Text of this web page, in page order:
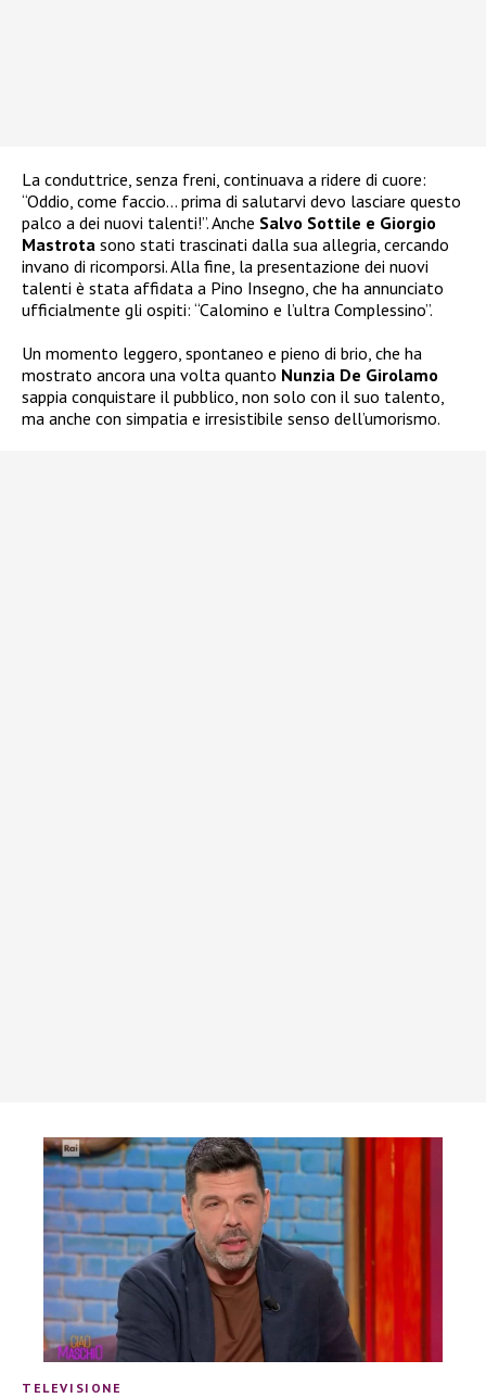
La conduttrice, senza freni, continuava a ridere di cuore:
“Oddio, come faccio… prima di salutarvi devo lasciare questo
palco a dei nuovi talenti!”. Anche Salvo Sottile e Giorgio
Mastrota sono stati trascinati dalla sua allegria, cercando
invano di ricomporsi. Alla fine, la presentazione dei nuovi
talenti è stata affidata a Pino Insegno, che ha annunciato
ufficialmente gli ospiti: “Calomino e l’ultra Complessino”.
Un momento leggero, spontaneo e pieno di brio, che ha
mostrato ancora una volta quanto Nunzia De Girolamo
sappia conquistare il pubblico, non solo con il suo talento,
ma anche con simpatia e irresistibile senso dell’umorismo.
TELEVISIONE